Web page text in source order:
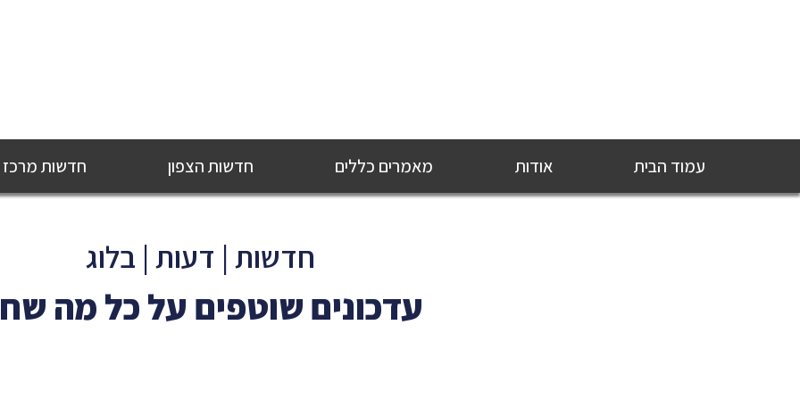
עמוד הבית אודות מאמרים כללים חדשות הצפון חדשות מרכז
חדשות | דעות | בלוג
עדכונים שוטפים על כל מה